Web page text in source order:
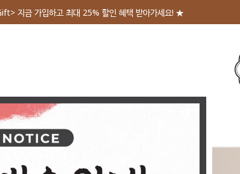
지금 가입하고 최대 25% 할인 혜택 받아가세요! ★
리